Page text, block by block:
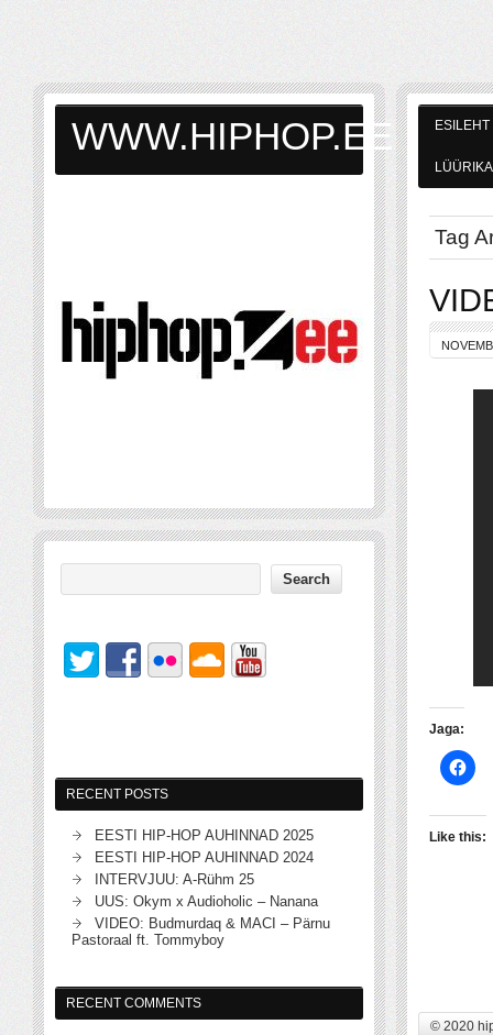
ESILEHT
LÜÜRIKA
Tag
Jaga:
Like this:
© 2020
WWW.HIPHOP.EE
RECENT POSTS
EESTI HIP-HOP AUHINNAD 2025
EESTI HIP-HOP AUHINNAD 2024
INTERVJUU: A-Rühm 25
UUS: Okym x Audioholic – Nanana
VIDEO: Budmurdaq & MACI – Pärnu
Pastoraal ft. Tommyboy
RECENT COMMENTS